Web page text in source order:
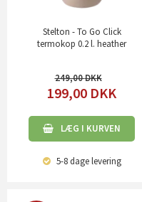
Stelton - To Go Click
termokop 0.2 l. heather
249,00
199,00 DKK
LÆG I KURVEN
5-8 dagelevering